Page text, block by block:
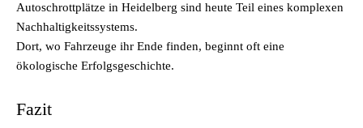
Autoschrottplätze in Heidelberg sind heute Teil eines komplexen
Nachhaltigkeitssystems.
Dort, wo Fahrzeuge ihr Ende finden, beginnt oft eine
ökologische Erfolgsgeschichte.
Fazit